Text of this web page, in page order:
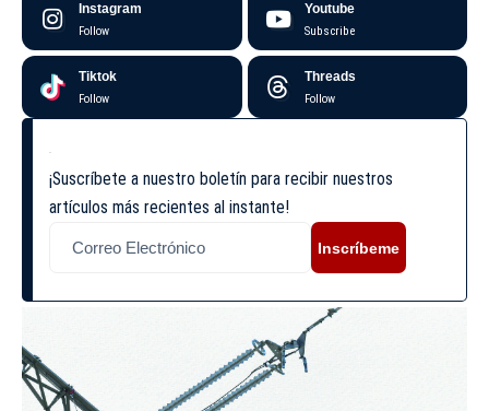
Instagram
Follow
Youtube
Subscribe
Tiktok
Follow
Threads
Follow
¡Suscríbete a nuestro boletín para recibir nuestros
artículos más recientes al instante!
Inscríbeme